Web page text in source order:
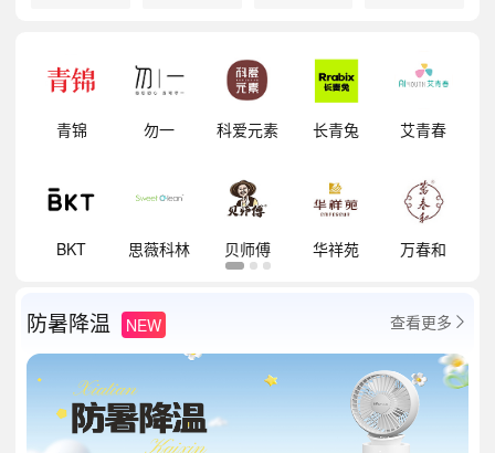
青锦 勿一 科爱元素 长青兔 艾青春
BKT 思薇科林 贝师傅 华祥苑 万春和
防暑降温 NEW 查看更多 